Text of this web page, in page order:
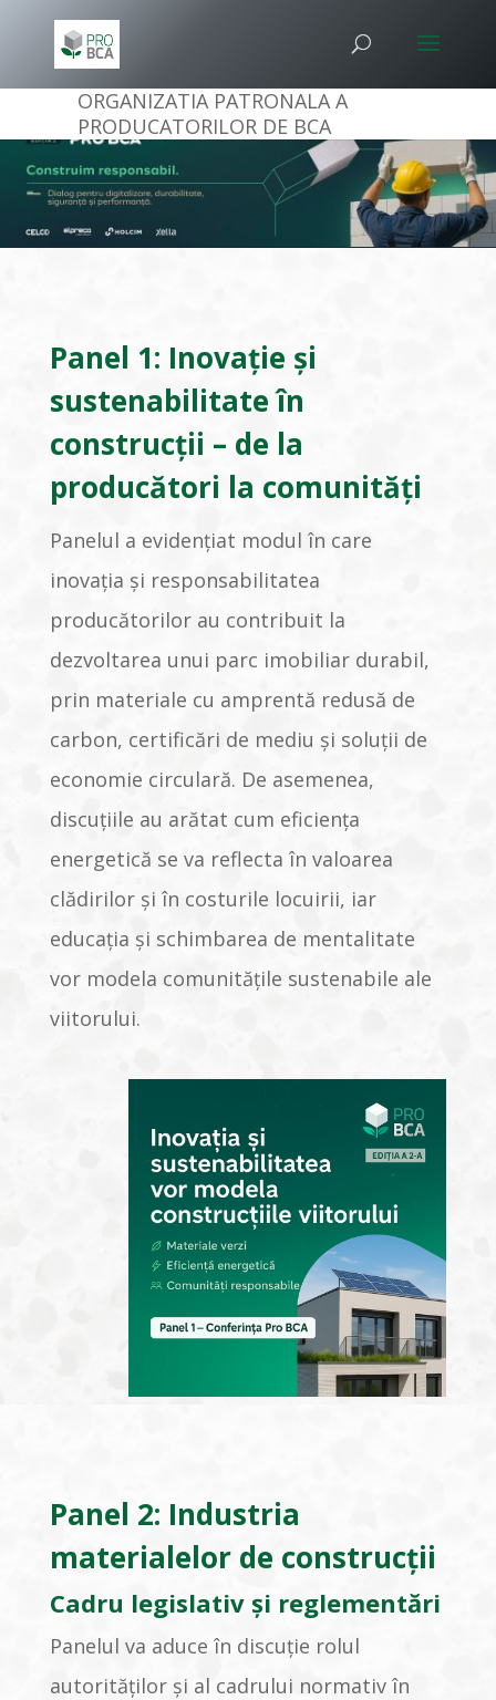
ORGANIZATIA PATRONALA A
PRODUCATORILOR DE BCA
Panel 1: Inovație și
sustenabilitate în
construcții – de la
producători la comunități
Panelul a evidențiat modul în care
inovația și responsabilitatea
producătorilor au contribuit la
dezvoltarea unui parc imobiliar durabil,
prin materiale cu amprentă redusă de
carbon, certificări de mediu și soluții de
economie circulară. De asemenea,
discuțiile au arătat cum eficiența
energetică se va reflecta în valoarea
clădirilor și în costurile locuirii, iar
educația și schimbarea de mentalitate
vor modela comunitățile sustenabile ale
viitorului.
Panel 2: Industria
materialelor de construcții
Cadru legislativ și reglementări
Panelul va aduce în discuție rolul
autorităților și al cadrului normativ în